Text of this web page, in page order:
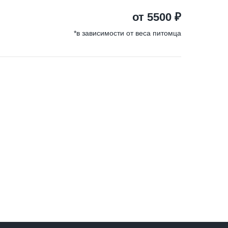
от 5500 ₽
*в зависимости от веса питомца